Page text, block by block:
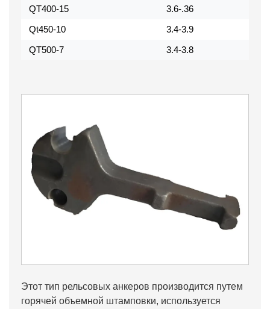
QT400-15
3.6-.36
Qt450-10
3.4-3.9
QT500-7
3.4-3.8
Этот тип рельсовых анкеров производится путем
горячей объемной штамповки, используется